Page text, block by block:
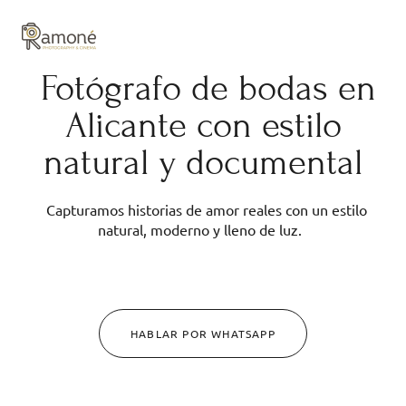
Fotógrafo de bodas en
Alicante con estilo
natural y documental
Capturamos historias de amor reales con un estilo
natural, moderno y lleno de luz.
HABLAR POR WHATSAPP